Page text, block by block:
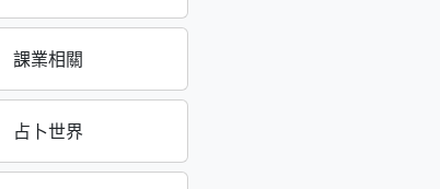
課業相關
占卜世界